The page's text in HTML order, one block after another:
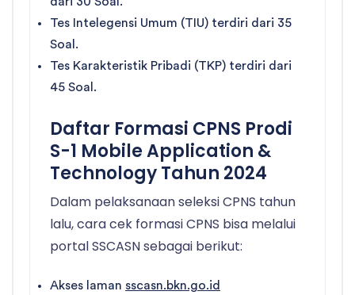
Tes Intelegensi Umum (TIU) terdiri dari 35
Soal.
Tes Karakteristik Pribadi (TKP) terdiri dari
45 Soal.
Daftar Formasi CPNS Prodi
S-1 Mobile Application &
Technology Tahun 2024
Dalam pelaksanaan seleksi CPNS tahun
lalu, cara cek formasi CPNS bisa melalui
portal SSCASN sebagai berikut:
Akses laman sscasn.bkn.go.id